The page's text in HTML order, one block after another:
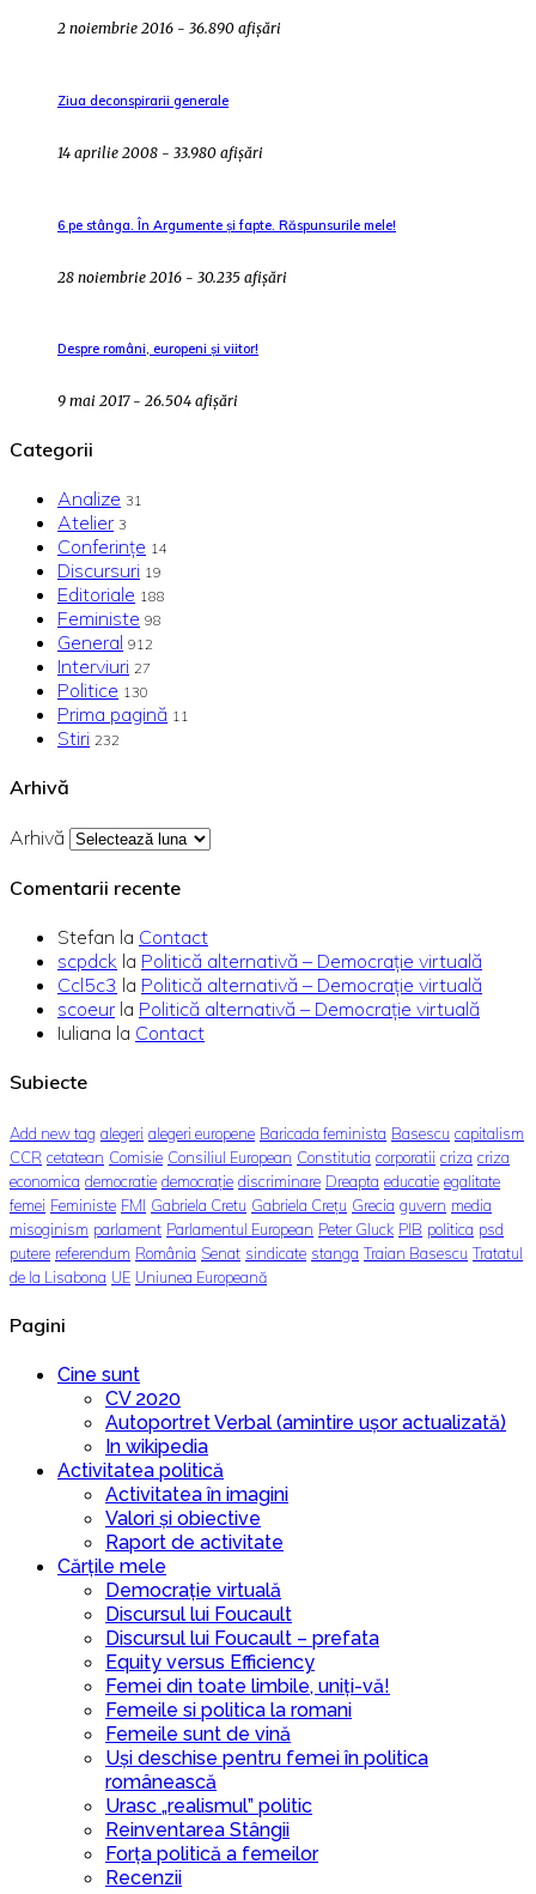
2 noiembrie 2016 - 36.890 afișări
Ziua deconspirarii generale
14 aprilie 2008 - 33.980 afișări
6 pe stânga. În Argumente și fapte. Răspunsurile mele!
28 noiembrie 2016 - 30.235 afișări
Despre români, europeni și viitor!
9 mai 2017 - 26.504 afișări
Categorii
Analize 31
Atelier 3
Conferințe 14
Discursuri 19
Editoriale 188
Feministe 98
General 912
Interviuri 27
Politice 130
Prima pagină 11
Stiri 232
Arhivă
Arhivă
Comentarii recente
Stefan la Contact
scpdck la Politică alternativă – Democraţie virtuală
Ccl5c3 la Politică alternativă – Democraţie virtuală
scoeur la Politică alternativă – Democraţie virtuală
Iuliana la Contact
Subiecte
Add new tag alegeri alegeri europene Baricada feminista Basescu capitalism
CCR cetatean Comisie Consiliul European Constitutia corporatii criza criza
economica democratie democrație discriminare Dreapta educatie egalitate
femei Feministe FMI Gabriela Cretu Gabriela Crețu Grecia guvern media
misoginism parlament Parlamentul European Peter Gluck PIB politica psd
putere referendum România Senat sindicate stanga Traian Basescu Tratatul
de la Lisabona UE Uniunea Europeană
Pagini
Cine sunt
CV 2020
Autoportret Verbal (amintire ușor actualizată)
In wikipedia
Activitatea politică
Activitatea în imagini
Valori și obiective
Raport de activitate
Cărțile mele
Democrație virtuală
Discursul lui Foucault
Discursul lui Foucault – prefata
Equity versus Efficiency
Femei din toate limbile, uniți-vă!
Femeile si politica la romani
Femeile sunt de vină
Uși deschise pentru femei în politica
românească
Urasc „realismul” politic
Reinventarea Stângii
Forța politică a femeilor
Recenzii